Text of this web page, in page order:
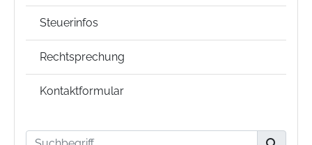
Steuerinfos
Rechtsprechung
Kontaktformular